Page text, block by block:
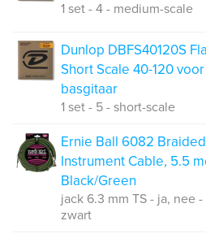
1 set - 4 - medium-scale
Dunlop DBFS40120S
Short Scale 40-120
basgitaar
1 set - 5 - short-scale
Ernie Ball 6082 Braided
Instrument Cable, 5.5
Black/Green
jack 6.3 mm TS - ja, nee
zwart